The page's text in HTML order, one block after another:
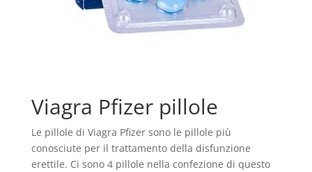
Viagra Pfizer pillole
Le pillole di Viagra Pfizer sono le pillole più
conosciute per il trattamento della disfunzione
erettile. Ci sono 4 pillole nella confezione di questo